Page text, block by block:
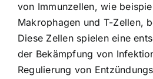
von Immunzellen, wie
Makrophagen und T-Zellen,
Diese Zellen spielen eine
der Bekämpfung von
Regulierung von